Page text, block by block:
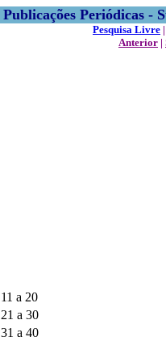
Publicações Periódicas -
Pesquisa Livre |
Anterior |
11 a 20
21 a 30
31 a 40